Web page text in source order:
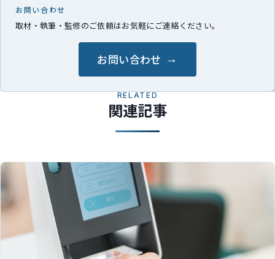
お問い合わせ
取材・執筆・監修のご依頼はお気軽にご連絡ください。
お問い合わせ
RELATED
関連記事